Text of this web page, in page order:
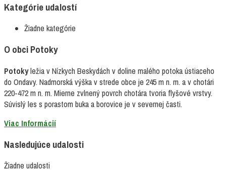
Kategórie udalostí
Žiadne kategórie
O obci Potoky
Potokyležia v Nízkych Beskydách v doline malého potoka ústiaceho
do Ondavy. Nadmorská výška v strede obce je 245 m n. m. a v chotári
220-472 m n. m. Mierne zvlnený povrch chotára tvoria flyšové vrstvy.
Súvislý les s porastom buka a borovice je v severnej časti.
Viac Informácií
Nasledujúce udalosti
Žiadne udalosti